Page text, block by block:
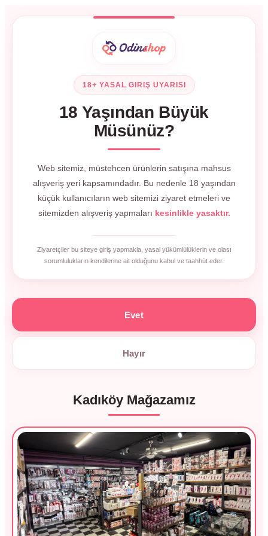
18+ YASAL GIRIŞ UYARISI
18 Yaşından Büyük
Müsünüz?
Web sitemiz, müstehcen ürünlerin satışına mahsus
alışveriş yeri kapsamındadır. Bu nedenle 18 yaşından
küçük kullanıcıların web sitemizi ziyaret etmeleri ve
sitemizden alışveriş yapmaları kesinlikle yasaktır.
Ziyaretçiler bu siteye giriş yapmakla, yasal yükümlülüklerin ve olası
sorumlulukların kendilerine ait olduğunu kabul ve taahhüt eder.
Kadıköy Mağazamız
Evet
Hayır